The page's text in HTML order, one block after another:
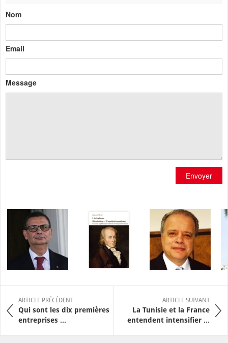
Nom
Email
Message
Envoyer
ARTICLE PRÉCÉDENT
Qui sont les dix premières
entreprises ...
ARTICLE SUIVANT
La Tunisie et la France
entendent intensifier ...